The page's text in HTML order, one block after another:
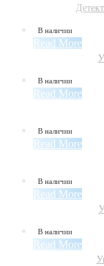
В наличии
Read More
В наличии
Read More
В наличии
Read More
В наличии
Read More
В наличии
Read More